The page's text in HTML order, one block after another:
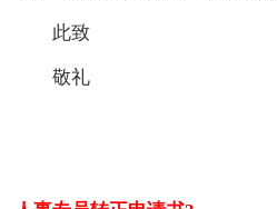
此致
敬礼